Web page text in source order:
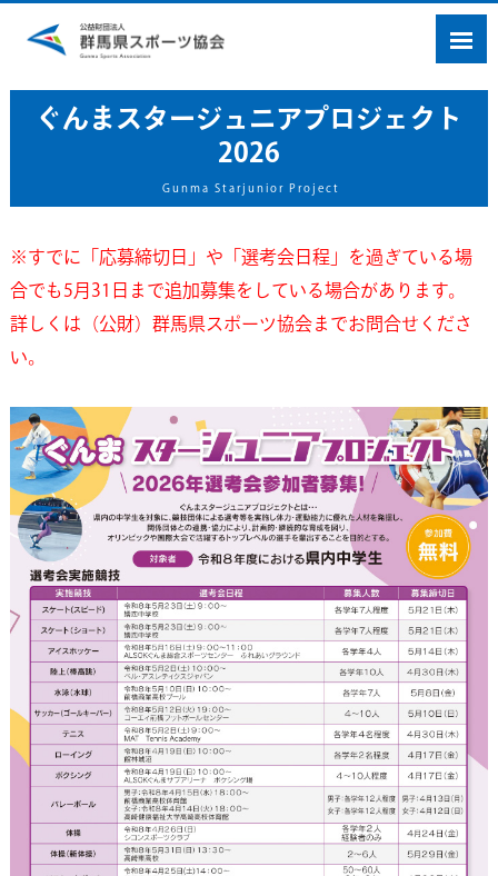
ぐんまスタージュニアプロジェクト
2026
Gunma Starjunior Project
※すでに「応募締切日」や「選考会日程」を過ぎている場
合でも5月31日まで追加募集をしている場合があります。
詳しくは（公財）群馬県スポーツ協会までお問合せくださ
い。